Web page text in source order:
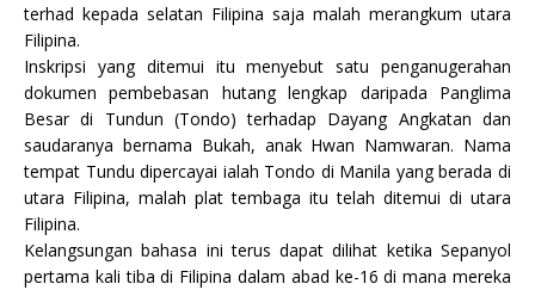
terhad kepada selatan Filipina saja malah merangkum utara
Filipina.
Inskripsi yang ditemui itu menyebut satu penganugerahan
dokumen pembebasan hutang lengkap daripada Panglima
Besar di Tundun (Tondo) terhadap Dayang Angkatan dan
saudaranya bernama Bukah, anak Hwan Namwaran. Nama
tempat Tundu dipercayai ialah Tondo di Manila yang berada di
utara Filipina, malah plat tembaga itu telah ditemui di utara
Filipina.
Kelangsungan bahasa ini terus dapat dilihat ketika Sepanyol
pertama kali tiba di Filipina dalam abad ke-16 di mana mereka